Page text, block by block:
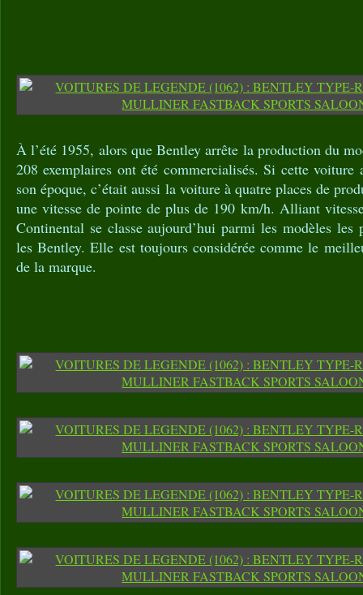
À l’été 1955, alors que Bentley arrête la production du
208 exemplaires ont été commercialisés. Si cette voiture
son époque, c’était aussi la voiture à quatre places de
une vitesse de pointe de plus de 190 km/h. Alliant
Continental se classe aujourd’hui parmi les modèles les
les Bentley. Elle est toujours considérée comme le
de la marque.